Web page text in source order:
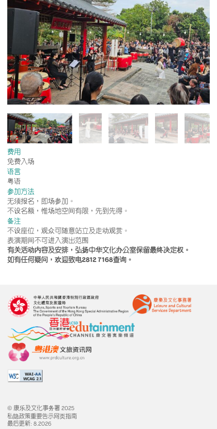
费用
免费入场
语言
粤语
参加方法
无须报名，即场参加。
不设名额，惟场地空间有限，先到先得。
备注
不设座位，观众可随意站立及走动观赏。
表演期间不可进入演出范围
有关活动内容及安排，弘扬中华文化办公室保留最终决定权。
如有任何疑问，欢迎致电2812 7168查询。
© 康乐及文化事务署 2025
私隐政策重要告示网页指南
最后更新: 8.2026